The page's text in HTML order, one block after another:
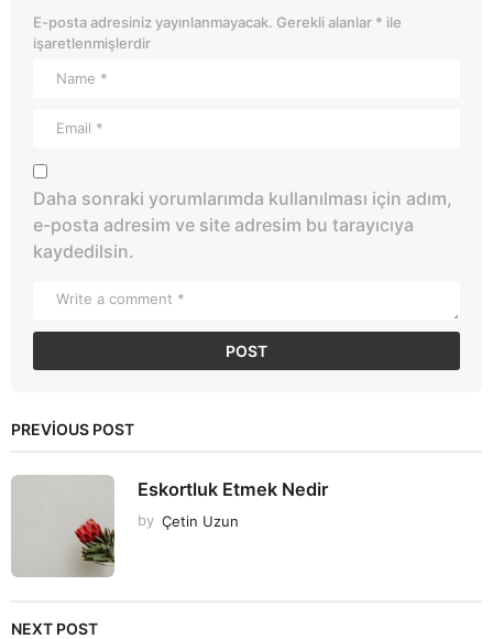
E-posta adresiniz yayınlanmayacak. Gerekli alanlar * ile
işaretlenmişlerdir
Daha sonraki yorumlarımda kullanılması için adım,
e-posta adresim ve site adresim bu tarayıcıya
kaydedilsin.
PREVIOUS POST
Eskortluk Etmek Nedir
by Çetin Uzun
NEXT POST